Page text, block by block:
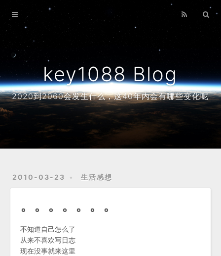
key1088 Blog
2020到2060会发生什么，这40年内会有哪些变化呢
2010-03-23 生活感想
。。。。。。。
不知道自己怎么了
从来不喜欢写日志
现在没事就来这里
Home
About